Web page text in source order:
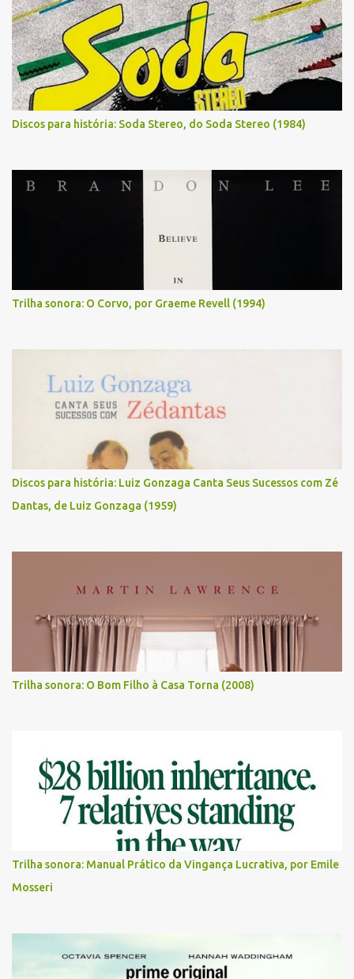
Discos para história: Soda Stereo, do Soda Stereo (1984)
Trilha sonora: O Corvo, por Graeme Revell (1994)
Discos para história: Luiz Gonzaga Canta Seus Sucessos com Zé
Dantas, de Luiz Gonzaga (1959)
Trilha sonora: O Bom Filho à Casa Torna (2008)
Trilha sonora: Manual Prático da Vingança Lucrativa, por Emile
Mosseri